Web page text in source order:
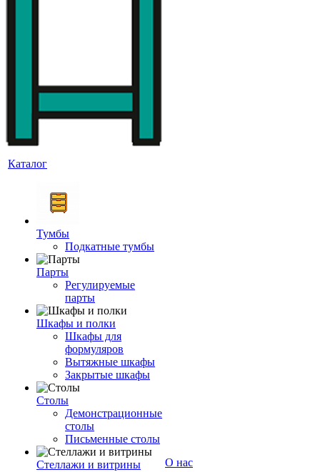
Каталог
Тумбы
Подкатные тумбы
Парты
Регулируемые
парты
Шкафы и полки
Шкафы для
формуляров
Вытяжные шкафы
Закрытые шкафы
Столы
Демонстрационные
столы
Письменные столы
Стеллажи и витрины
О нас